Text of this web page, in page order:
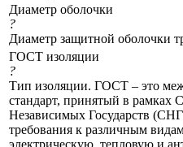
Диаметр оболочки
?
Диаметр защитной оболочки
ГОСТ изоляции
?
Тип изоляции. ГОСТ – это
стандарт, принятый в рамках
Независимых Государств
требования к различным